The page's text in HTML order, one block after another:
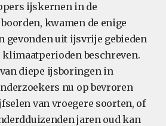
ijskernen in de
kwamen de enige
gevonden uit ijsvrije gebieden
klimaatperioden beschreven.
diepe ijsboringen in
nu op bevroren
van vroegere soorten, of
jaren oud kan